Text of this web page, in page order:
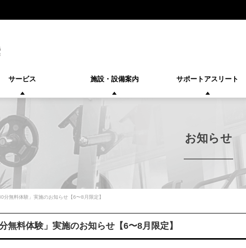
サービス 施設・設備案内 サポートアスリート
お知らせ
分無料体験」実施のお知らせ【6〜8月限定】
無料体験」実施のお知らせ【6〜8月限定】